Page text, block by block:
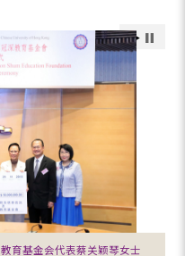
育基金会代表蔡关颖琴女士